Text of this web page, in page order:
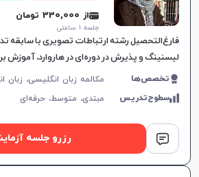
از 330,000 تومان
جلسه ۱ ساعتی
فارغ‌التحصیل رشته ارتباطات تصویری با سابقه
لیسنینگ و پذیرش در دوره‌ای در هاروارد، آموزش
متوسط، با رویکردی جذاب و موثر.
تخصص‌ها
سطوح‌تدریس مبتدی، متوسط،حرفه‌ای
رزرو جلسه